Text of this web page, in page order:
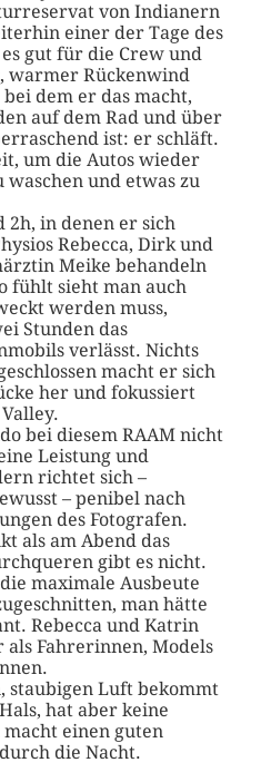
von Indianern
einer der Tage des
gut für die Crew und
warmer Rückenwind
dem er das macht,
auf dem Rad und über
ist: er schläft.
um die Autos wieder
waschen und etwas zu
2h, in denen er sich
Rebecca, Dirk und
Meike behandeln
fühlt sieht man auch
werden muss,
Stunden das
verlässt. Nichts
macht er sich
her und fokussiert
bei diesem RAAM nicht
Leistung und
richtet sich –
– penibel nach
des Fotografen.
als am Abend das
gibt es nicht.
maximale Ausbeute
man hätte
Rebecca und Katrin
Fahrerinnen, Models
staubigen Luft bekommt
hat aber keine
einen guten
die Nacht.